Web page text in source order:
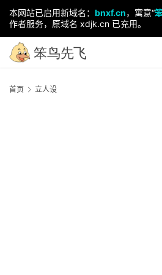
本网站已启用新域名： bnxf.cn，寓意“
作者服务，原域名 xdjk.cn 已充用。
首页 立人设